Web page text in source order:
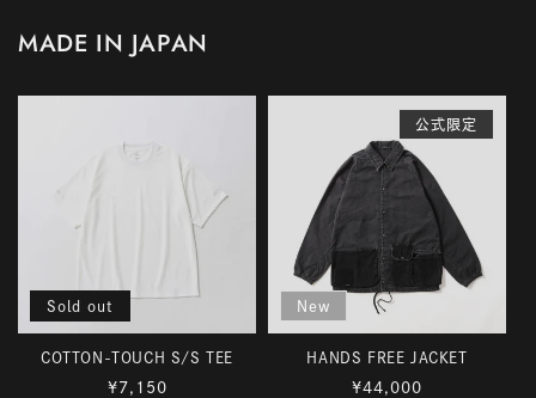
MADE IN JAPAN
Sold out
COTTON-TOUCH S/S TEE
通
¥7,150
New
公式限定
HANDS FREE JACKET
通
¥44,000